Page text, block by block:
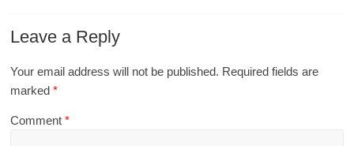
Leave a Reply
Your email address will not be published. Required fields are
marked*
Comment*